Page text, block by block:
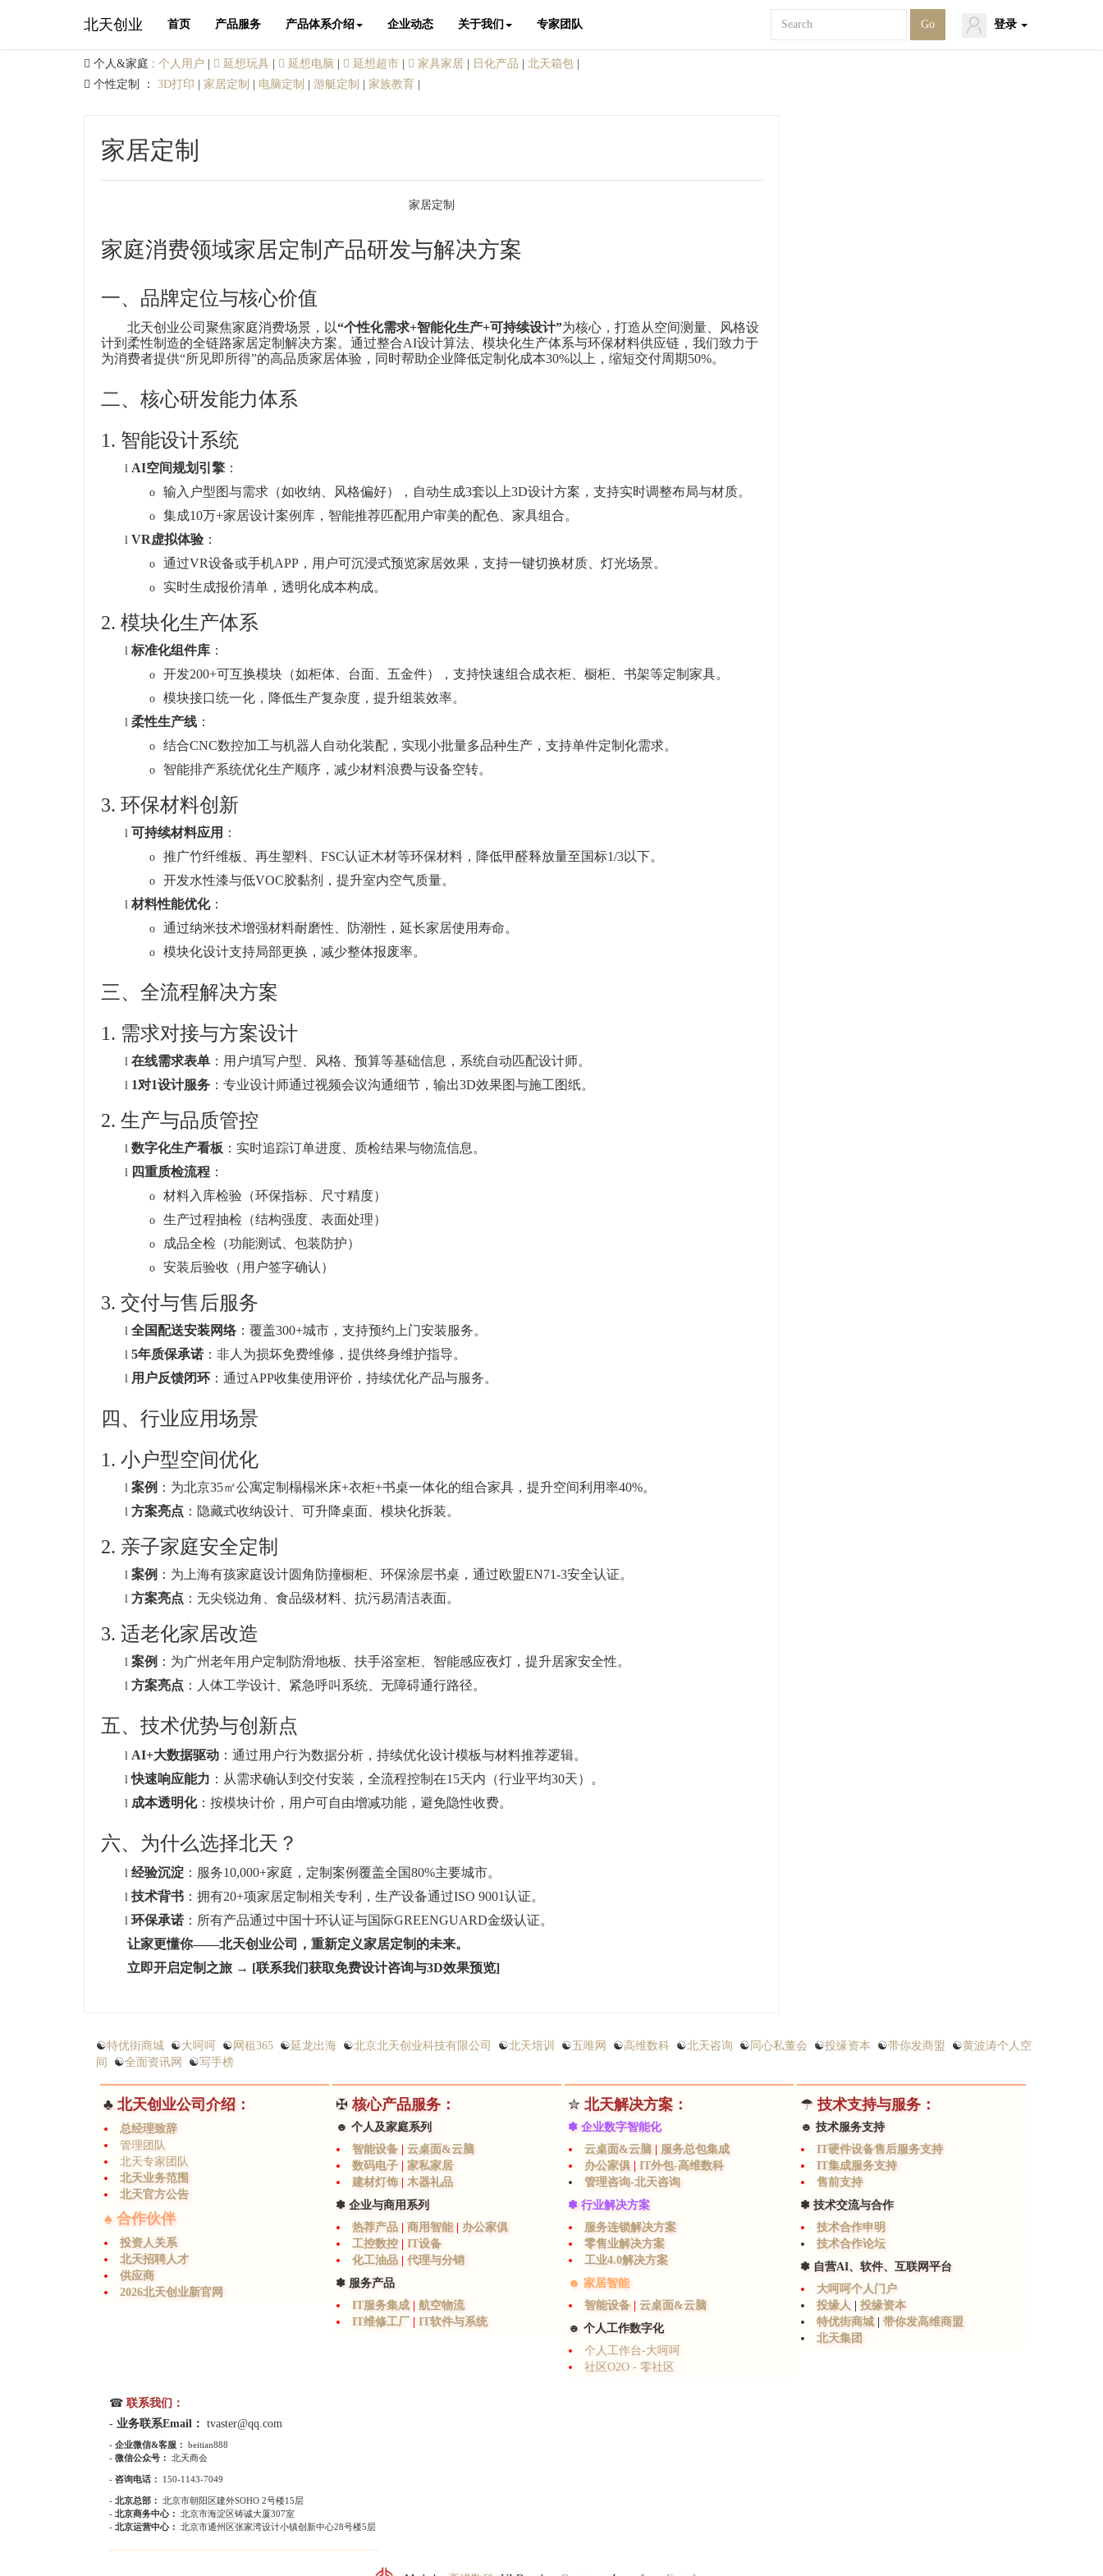
北天创业 首页 产品服务 产品体系介绍 企业动态 关于我们 专家团队 登录
个人&家庭 : 个人用户 延想玩具 延想电脑 延想超市 家具家居 日化产品 北天箱包
个性定制 ： 3D打印 家居定制 电脑定制 游艇定制 家族教育
家居定制
家居定制
家庭消费领域家居定制产品研发与解决方案
一、品牌定位与核心价值
北天创业公司聚焦家庭消费场景，以“个性化需求+智能化生产+可持续设计”为核心，打造从空间测量、风格设
计到柔性制造的全链路家居定制解决方案。通过整合AI设计算法、模块化生产体系与环保材料供应链，我们致力于
为消费者提供“所见即所得”的高品质家居体验，同时帮助企业降低定制化成本30%以上，缩短交付周期50%。
二、核心研发能力体系
1. 智能设计系统
l AI空间规划引擎 ：
o 输入户型图与需求（如收纳、风格偏好），自动生成3套以上3D设计方案，支持实时调整布局与材质。
o 集成10万+家居设计案例库，智能推荐匹配用户审美的配色、家具组合。
l VR虚拟体验 ：
o 通过VR设备或手机APP，用户可沉浸式预览家居效果，支持一键切换材质、灯光场景。
o 实时生成报价清单，透明化成本构成。
2. 模块化生产体系
l 标准化组件库 ：
o 开发200+可互换模块（如柜体、台面、五金件），支持快速组合成衣柜、橱柜、书架等定制家具。
o 模块接口统一化，降低生产复杂度，提升组装效率。
l 柔性生产线 ：
o 结合CNC数控加工与机器人自动化装配，实现小批量多品种生产，支持单件定制化需求。
o 智能排产系统优化生产顺序，减少材料浪费与设备空转。
3. 环保材料创新
l 可持续材料应用 ：
o 推广竹纤维板、再生塑料、FSC认证木材等环保材料，降低甲醛释放量至国标1/3以下。
o 开发水性漆与低VOC胶黏剂，提升室内空气质量。
l 材料性能优化：
o 通过纳米技术增强材料耐磨性、防潮性，延长家居使用寿命。
o 模块化设计支持局部更换，减少整体报废率。
三、全流程解决方案
1. 需求对接与方案设计
l 在线需求表单 ：用户填写户型、风格、预算等基础信息，系统自动匹配设计师。
l 1对1设计服务 ：专业设计师通过视频会议沟通细节，输出3D效果图与施工图纸。
2. 生产与品质管控
l 数字化生产看板 ：实时追踪订单进度、质检结果与物流信息。
l 四重质检流程 ：
o 材料入库检验（环保指标、尺寸精度）
o 生产过程抽检（结构强度、表面处理）
o 成品全检（功能测试、包装防护）
o 安装后验收（用户签字确认）
3. 交付与售后服务
l 全国配送安装网络：覆盖300+城市，支持预约上门安装服务。
l 5年质保承诺 ：非人为损坏免费维修，提供终身维护指导。
l 用户反馈闭环 ：通过APP收集使用评价，持续优化产品与服务。
四、行业应用场景
1. 小户型空间优化
l 案例 ：为北京35㎡公寓定制榻榻米床+衣柜+书桌一体化的组合家具，提升空间利用率40%。
l 方案亮点 ：隐藏式收纳设计、可升降桌面、模块化拆装。
2. 亲子家庭安全定制
l 案例 ：为上海有孩家庭设计圆角防撞橱柜、环保涂层书桌，通过欧盟EN71-3安全认证。
l 方案亮点 ：无尖锐边角、食品级材料、抗污易清洁表面。
3. 适老化家居改造
l 案例 ：为广州老年用户定制防滑地板、扶手浴室柜、智能感应夜灯，提升居家安全性。
l 方案亮点 ：人体工学设计、紧急呼叫系统、无障碍通行路径。
五、技术优势与创新点
l AI+大数据驱动 ：通过用户行为数据分析，持续优化设计模板与材料推荐逻辑。
l 快速响应能力 ：从需求确认到交付安装，全流程控制在15天内（行业平均30天）。
l 成本透明化：按模块计价，用户可自由增减功能，避免隐性收费。
六、为什么选择北天？
l 经验沉淀 ：服务10,000+家庭，定制案例覆盖全国80%主要城市。
l 技术背书 ：拥有20+项家居定制相关专利，生产设备通过ISO 9001认证。
l 环保承诺 ：所有产品通过中国十环认证与国际GREENGUARD金级认证。
让家更懂你——北天创业公司，重新定义家居定制的未来。
立即开启定制之旅 → [联系我们获取免费设计咨询与3D效果预览]
☯特优街商城 ☯大呵呵 ☯ 网租365 ☯延龙出海 ☯北京北天创业科技有限公司 ☯北天培训 ☯五唯网 ☯高维数科 ☯北天咨询 ☯ 同心私董会 ☯投缘资本 ☯带你发商盟 ☯黄波涛个人空
间
☯全面资讯网 ☯写手榜
♣ 北天创业公司介绍：
总经理致辞
管理团队
北天专家团队
北天业务范围
北天官方公告
♠ 合作伙伴
投资人关系
北天招聘人才
供应商
2026北天创业新官网
✠核心产品服务：
☻ 个人及家庭系列
智能设备
云桌面&云脑
数码电子
家私家居
建材灯饰
木器礼品
✽ 企业与商用系列
热荐产品
商用智能| 办公家俱
工控数控
IT设备
化工油品
代理与分销
✽ 服务产品
IT服务集成
航空物流
IT维修工厂
IT软件与系统
✮ 北天解决方案：
✽ 企业数字智能化
云桌面&云脑
服务总包集成
办公家俱
IT外包-高维数科
管理咨询-北天咨询
✽ 行业解决方案
服务连锁解决方案
零售业解决方案
工业4.0解决方案
☻ 家居智能
智能设备
云桌面&云脑
☻ 个人工作数字化
个人工作台-大呵呵
社区O2O - 零社区
☂技术支持与服务：
☻ 技术服务支持
IT硬件设备售后服务支持
IT集成服务支持
售前支持
✽ 技术交流与合作
技术合作申明
技术合作论坛
✽ 自营AI、软件、互联网平台
大呵呵个人门户
投缘人
投缘资本
特优街商城
带你发高维商盟
北天集团
☎ 联系我们：
- 业务联系Email： tvaster@qq.com
- 企业微信&客服： beitian888
- 微信公众号： 北天商会
- 咨询电话： 150-1143-7049
- 北京总部： 北京市朝阳区建外SOHO 2号楼15层
- 北京商务中心： 北京市海淀区铸诚大厦307室
- 北京运营中心： 北京市通州区张家湾设计小镇创新中心28号楼5层
------------------------------------------------------------------